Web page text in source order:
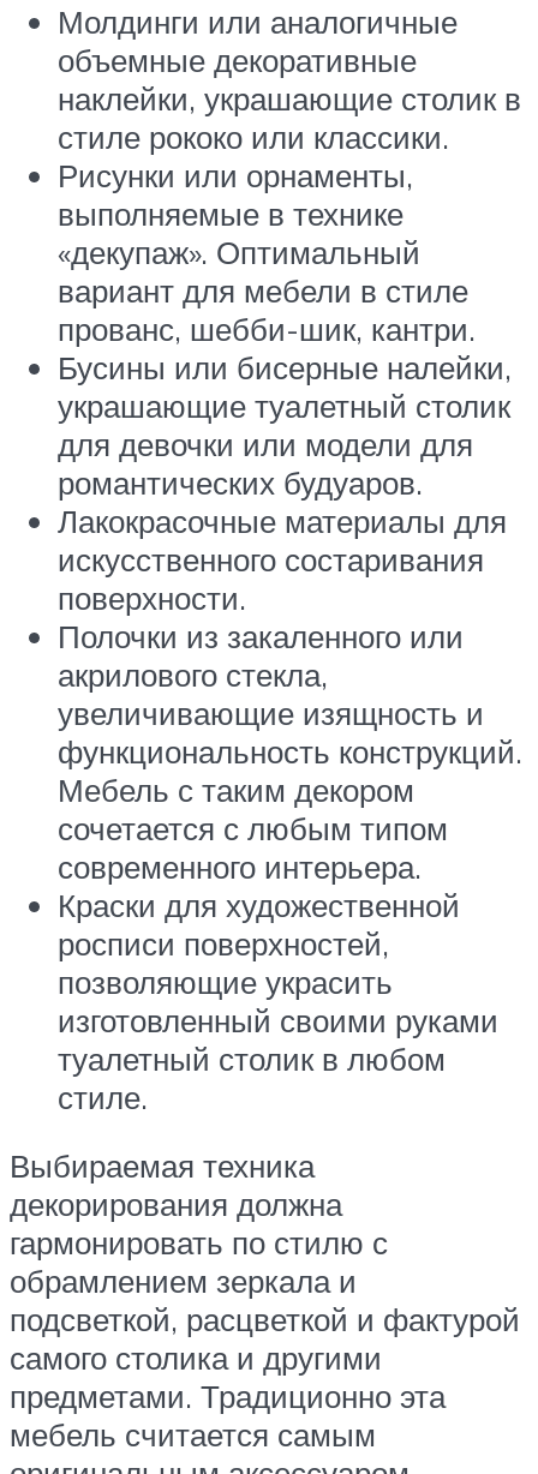
Молдинги или аналогичные
объемные декоративные
наклейки, украшающие столик в
стиле рококо или классики.
Рисунки или орнаменты,
выполняемые в технике
«декупаж». Оптимальный
вариант для мебели в стиле
прованс, шебби-шик, кантри.
Бусины или бисерные налейки,
украшающие туалетный столик
для девочки или модели для
романтических будуаров.
Лакокрасочные материалы для
искусственного состаривания
поверхности.
Полочки из закаленного или
акрилового стекла,
увеличивающие изящность и
функциональность конструкций.
Мебель с таким декором
сочетается с любым типом
современного интерьера.
Краски для художественной
росписи поверхностей,
позволяющие украсить
изготовленный своими руками
туалетный столик в любом
стиле.
Выбираемая техника
декорирования должна
гармонировать по стилю с
обрамлением зеркала и
подсветкой, расцветкой и фактурой
самого столика и другими
предметами. Традиционно эта
мебель считается самым